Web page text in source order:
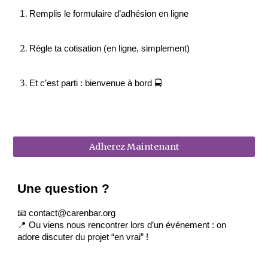
Remplis le formulaire d’adhésion en ligne
Règle ta cotisation (en ligne, simplement)
Et c’est parti : bienvenue à bord 🚍
Adherez Maintenant
Une question ?
📧 contact@carenbar.org
📍 Ou viens nous rencontrer lors d’un événement : on
adore discuter du projet “en vrai” !